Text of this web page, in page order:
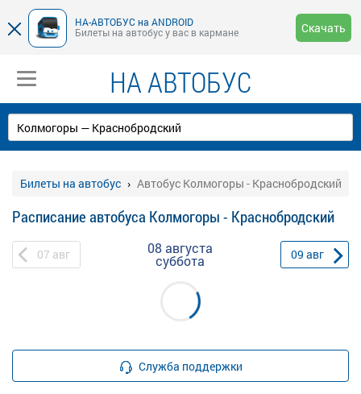
НА-АВТОБУС на ANDROID
Билеты на автобус у вас в кармане
Скачать
НА АВТОБУС
Билеты на автобус Автобус Колмогоры - Краснобродский
Расписание автобуса Колмогоры - Краснобродский
07 авг 08 августа
суббота 09 авг
Служба поддержки